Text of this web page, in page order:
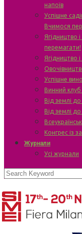
напоїв
Успішне
Вчимося
Ягідництво
перемагати!
Ягідництво
Успішне
Винний клуб
Від землі
Від землі
Конгрес із
Журнали
Усі журнали